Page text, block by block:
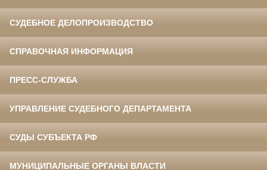
СУДЕБНОЕ ДЕЛОПРОИЗВОДСТВО
СПРАВОЧНАЯ ИНФОРМАЦИЯ
ПРЕСС-СЛУЖБА
УПРАВЛЕНИЕ СУДЕБНОГО ДЕПАРТАМЕНТА
СУДЫ СУБЪЕКТА РФ
МУНИЦИПАЛЬНЫЕ ОРГАНЫ ВЛАСТИ